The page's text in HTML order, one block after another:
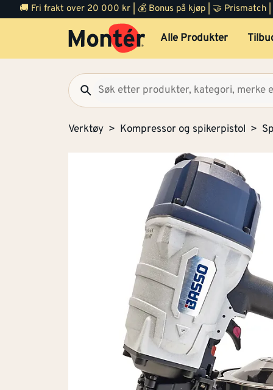
🚚 Fri frakt over 20 000 kr | 💰 Bonus på kjøp | 🤝 Prismatch
Alle Produkter
Verktøy Kompressor og spikerpistol